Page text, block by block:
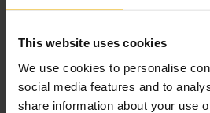
This website uses cookies
We use cookies to personalise
social media features and to
share information about your use
una comida tranquila, pide mesa en la sala
compartir un plato con una ensalada.
http://www.thedukeofkendal.co.uk/
38 Connaught St, St George's Fields,